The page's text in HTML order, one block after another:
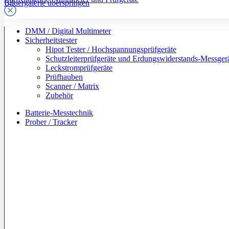
DMM / Digital Multimeter
Sicherheitstester
Hipot Tester / Hochspannungsprüfgeräte
Schutzleiterprüfgeräte und Erdungswiderstands-
Leckstromprüfgeräte
Prüfhauben
Scanner / Matrix
Zubehör
Batterie-Messtechnik
Prober / Tracker
Bildergalerie überspringen